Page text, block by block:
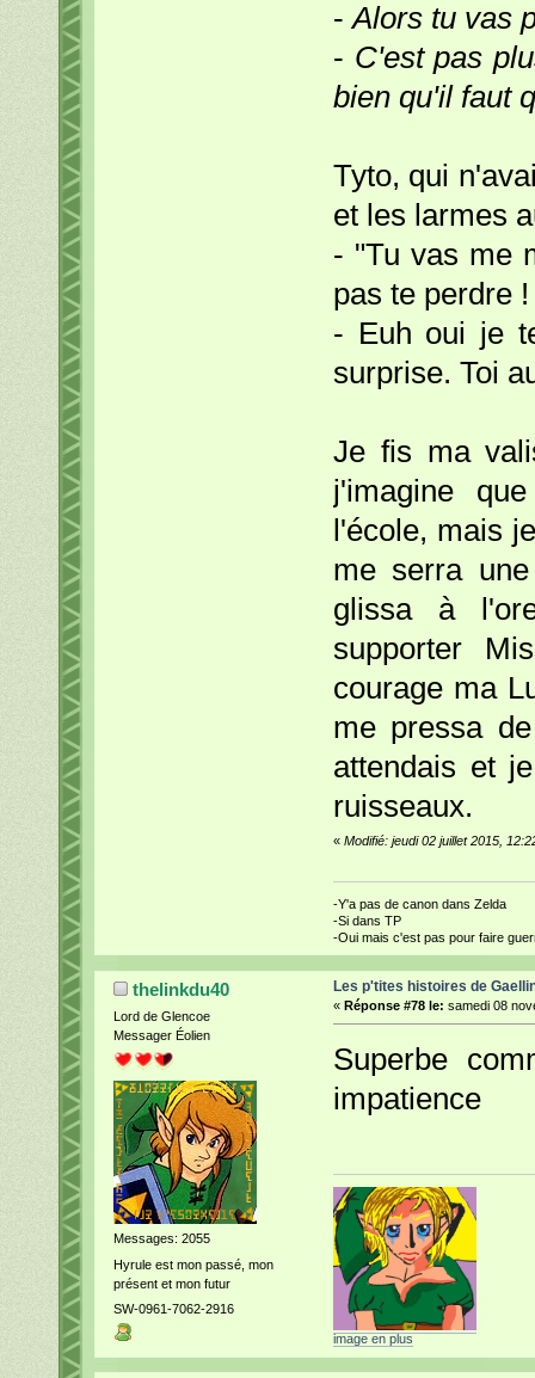
-Alors tu vas
- C'est pas
bien qu'il faut
Tyto, qui
et les larmes
- "Tu vas me
pas te perdre
- Euh oui je
surprise. Toi
Je fis ma
j'imagine
l'école, mais
me serra
glissa à
supporter
courage ma
me pressa
attendais et
ruisseaux.
« Modifié: jeudi 02 juillet 2015,
-Y'a pas de canon dans Zelda
-Si dans TP
-Oui mais c'est pas pour faire
thelinkdu40
Lord de Glencoe
Messager Éolien
Messages: 2055
Hyrule est mon passé, mon
présent et mon futur
SW-0961-7062-2916
Les p'tites histoires de
« Réponse #78 le: samedi 08
Superbe
impatience
image en plus